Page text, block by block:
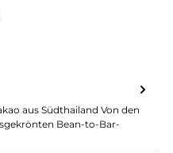
aus Südthailand Von den
Bean-to-Bar-